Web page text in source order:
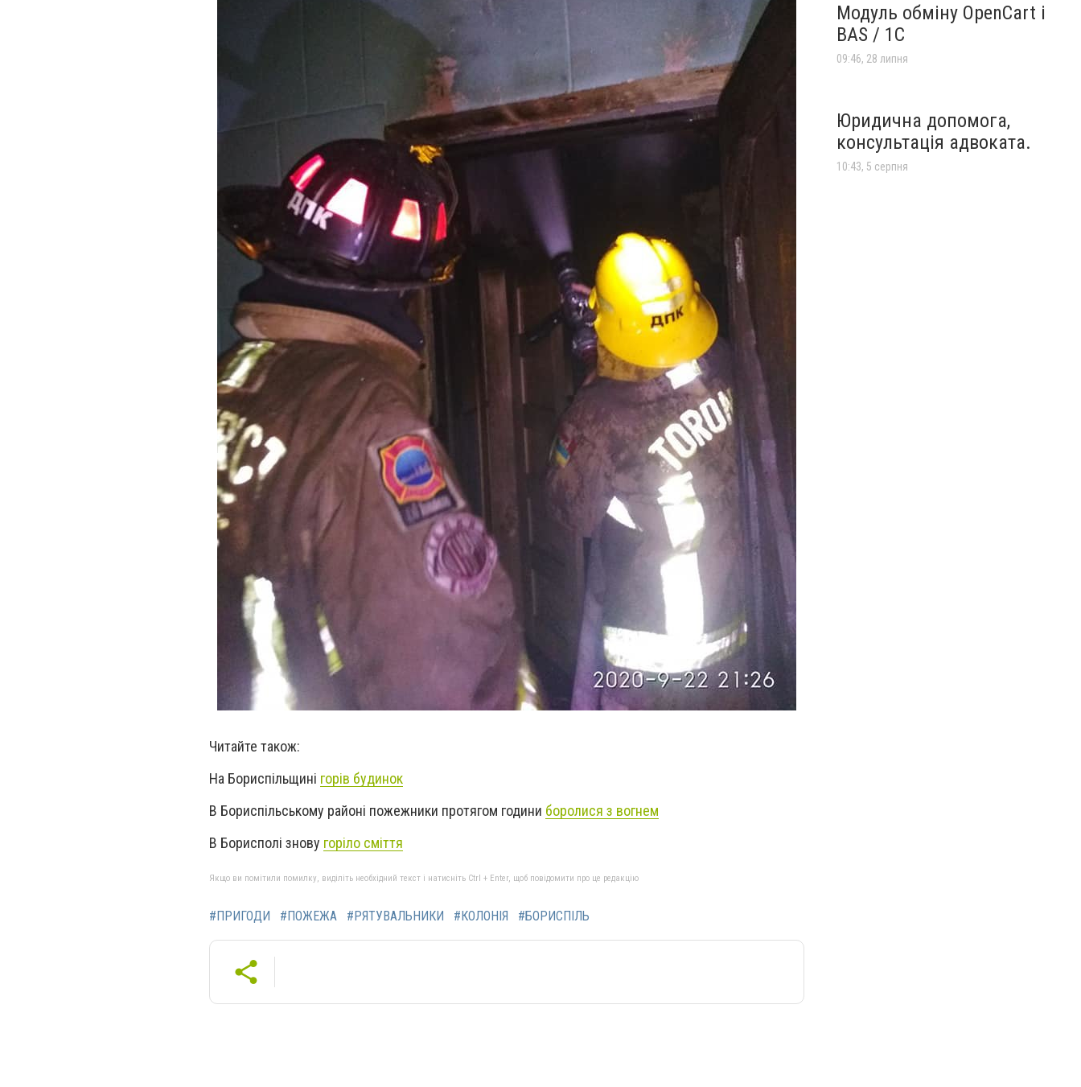
Читайте також:
На Бориспільщині горів будинок
В Бориспільському районі пожежники протягом години боролися з вогнем
В Борисполі знову горіло сміття
Якщо ви помітили помилку, виділіть необхідний текст і натисніть Ctrl + Enter, щоб повідомити про це редакцію
#ПРИГОДИ #ПОЖЕЖА #РЯТУВАЛЬНИКИ #КОЛОНІЯ #БОРИСПІЛЬ
Модуль обміну OpenCart і
BAS / 1С
09:46, 28 липня
Юридична допомога,
консультація адвоката.
10:43, 5 серпня